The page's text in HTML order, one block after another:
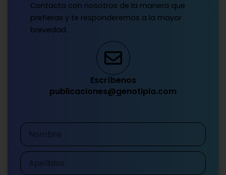
Contacta con nosotros de la manera que
prefieras y te responderemos a la mayor
brevedad.
Escríbenos
publicaciones@genotipia.com
Nombre
Apellidos